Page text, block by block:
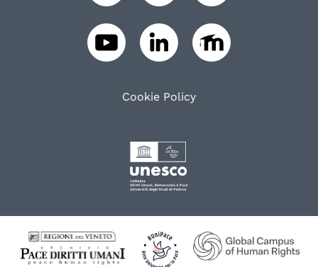
Cookie Policy